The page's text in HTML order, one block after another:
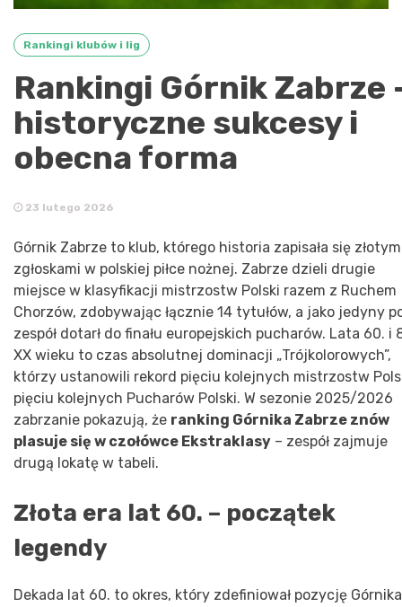
Rankingi klubów i lig
Rankingi Górnik Zabrze
historyczne sukcesy i
obecna forma
23 lutego 2026
Górnik Zabrze to klub, którego historia zapisała się
zgłoskami w polskiej piłce nożnej. Zabrze dzieli drugie
miejsce w klasyfikacji mistrzostw Polski razem z Ruchem
Chorzów, zdobywając łącznie 14 tytułów, a jako jedyny
zespół dotarł do finału europejskich pucharów. Lata 60. i
XX wieku to czas absolutnej dominacji „Trójkolorowych”,
którzy ustanowili rekord pięciu kolejnych mistrzostw
pięciu kolejnych Pucharów Polski. W sezonie 2025/2026
zabrzanie pokazują, że ranking Górnika Zabrze znów
plasuje się w czołówce Ekstraklasy – zespół zajmuje
drugą lokatę w tabeli.
Złota era lat 60. – początek
legendy
Dekada lat 60. to okres, który zdefiniował pozycję Górnika